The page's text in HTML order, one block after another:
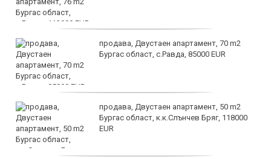
продава, Двустаен апартамент, 70 m2
Бургас област, с.Равда, 85000 EUR
продава, Двустаен апартамент, 50 m2
Бургас област, к.к.Слънчев Бряг, 118000
EUR